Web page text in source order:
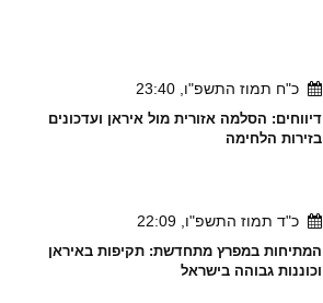
כ"ח תמוז התשפ"ו, 23:40
דיווחים: הסלמה אזורית מול איראן ועדכונים
בזירות הלחימה
כ"ד תמוז התשפ"ו, 22:09
המתיחות במפרץ מתחדשת: תקיפות באיראן
וכוננות גבוהה בישראל